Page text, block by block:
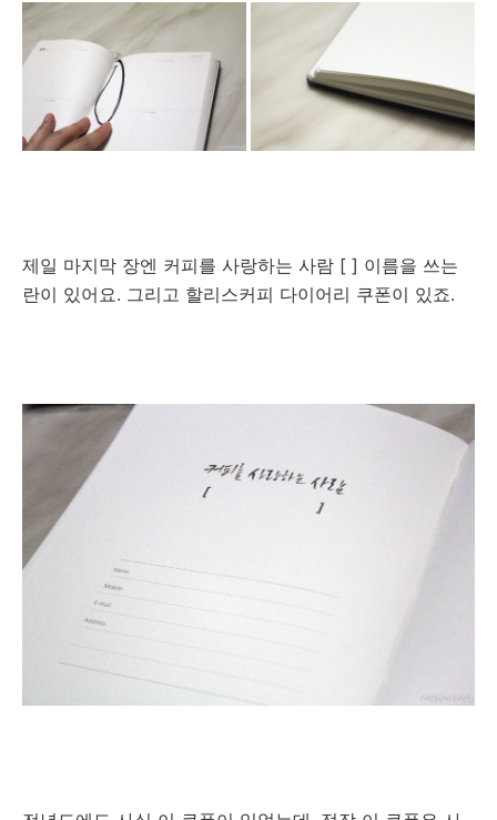
제일 마지막 장엔 커피를 사랑하는 사람 [ ] 이름을 쓰는
란이 있어요. 그리고 할리스커피 다이어리 쿠폰이 있죠.